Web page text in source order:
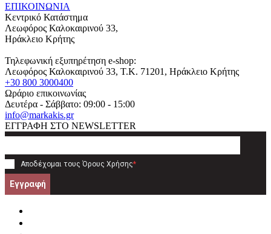
ΕΠΙΚΟΙΝΩΝΙΑ
Κεντρικό Κατάστημα
Λεωφόρος Καλοκαιρινού 33,
Ηράκλειο Κρήτης
Τηλεφωνική εξυπηρέτηση e-shop:
Λεωφόρος Καλοκαιρινού 33, T.K. 71201 , Ηράκλειο Κρήτης
+30 800 3000400
Ωράριο επικοινωνίας
Δευτέρα - Σάββατο: 09:00 - 15:00
info@markakis.gr
ΕΓΓΡΑΦΗ ΣΤΟ NEWSLETTER
Αποδέχομαι τους Όρους Χρήσης*
Εγγραφή